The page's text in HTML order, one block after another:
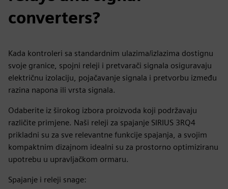
converters?
Kada kontroleri sa standardnim ulazima/izlazima dostignu
svoje granice, spojni releji i pretvarači signala osiguravaju
električnu izolaciju, pojačavanje signala i pretvorbu između
razina napona ili vrsta signala.
Odaberite iz širokog izbora proizvoda koji podržavaju
različite primjene. Naši releji za spajanje SIRIUS 3RQ4
prikladni su za sve relevantne funkcije spajanja, a svojim
kompaktnim dizajnom idealni su za prostorno optimiziranu
upotrebu u upravljačkom ormaru.
Spajanje i releji snage: